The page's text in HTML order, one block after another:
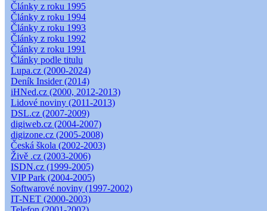
Články z roku 1995
Články z roku 1994
Články z roku 1993
Články z roku 1992
Články z roku 1991
Články podle titulu
Lupa.cz (2000-2024)
Deník Insider (2014)
iHNed.cz (2000, 2012-2013)
Lidové noviny (2011-2013)
DSL.cz (2007-2009)
digiweb.cz (2004-2007)
digizone.cz (2005-2008)
Česká škola (2002-2003)
Živě .cz (2003-2006)
ISDN.cz (1999-2005)
VIP Park (2004-2005)
Softwarové noviny (1997-2002)
IT-NET (2000-2003)